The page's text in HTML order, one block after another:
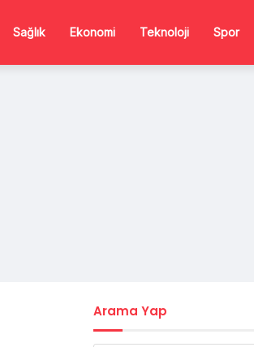
Sağlık Ekonomi Teknoloji Spor
Arama Yap